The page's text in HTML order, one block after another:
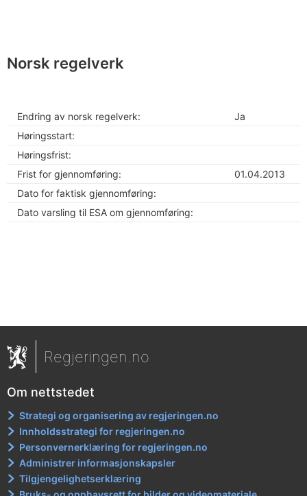
Norsk regelverk
Endring av norsk regelverk:
Ja
Høringsstart:
Høringsfrist:
Frist for gjennomføring:
01.04.2013
Dato for faktisk gjennomføring:
Dato varsling til ESA om gjennomføring:
Regjeringen.no
Om nettstedet
Strategi og organisering av regjeringen.no
Innholdsstrategi for regjeringen.no
Personvernerklæring for regjeringen.no
Administrer informasjonskapsler
Tilgjengelighetserklæring